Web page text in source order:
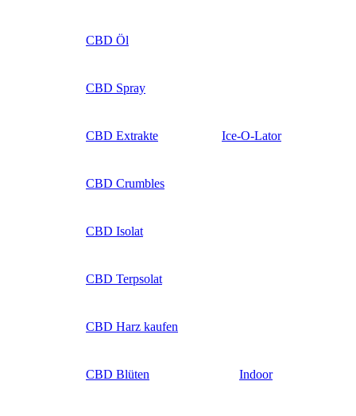
CBD Öl
CBD Spray
CBD Extrakte Ice-O-Lator
CBD Crumbles
CBD Isolat
CBD Terpsolat
CBD Harz kaufen
CBD Blüten Indoor